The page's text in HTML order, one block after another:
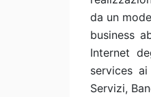
da un
business
Internet
services
Servizi,